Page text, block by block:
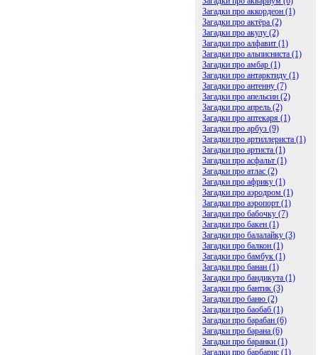
Загадки про аккордеон (1)
Загадки про актёра (2)
Загадки про акулу (2)
Загадки про алфавит (1)
Загадки про альписниста (1)
Загадки про амбар (1)
Загадки про антарктиду (1)
Загадки про антенну (7)
Загадки про апельсин (2)
Загадки про апрель (2)
Загадки про аптекаря (1)
Загадки про арбуз (9)
Загадки про артиллериста (1)
Загадки про артиста (1)
Загадки про асфальт (1)
Загадки про атлас (2)
Загадки про африку (1)
Загадки про аэродром (1)
Загадки про аэропорт (1)
Загадки про бабочку (7)
Загадки про бакен (1)
Загадки про балалайку (3)
Загадки про балкон (1)
Загадки про бамбук (1)
Загадки про банан (1)
Загадки про бандикута (1)
Загадки про бантик (3)
Загадки про баню (2)
Загадки про баобаб (1)
Загадки про барабан (6)
Загадки про барана (6)
Загадки про баранки (1)
Загадки про барбарис (1)